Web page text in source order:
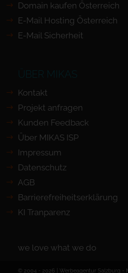
Domain kaufen Österreich
E-Mail Hosting Österreich
E-Mail Sicherheit
ÜBER MIKAS
Kontakt
Projekt anfragen
Kunden Feedback
Über MIKAS ISP
Impressum
Datenschutz
AGB
Barrierefreiheits­erklärung
KI Tranparenz
we love what we do
© 2004 - 2026 | Werbeagentur Salzburg -